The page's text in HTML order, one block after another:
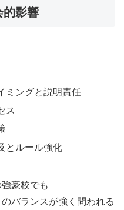
的影響
ミングと説明責任
ス
とルール強化
豪校でも
バランスが強く問われる